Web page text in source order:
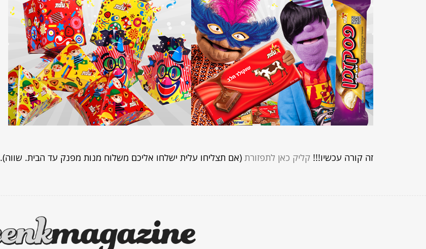
זה קורה עכשיו!!! קליק כאן לתפזורת (אם תצליחו עלית ישלחו אליכם משלוח מנות מפנק עד הבית. שווה).